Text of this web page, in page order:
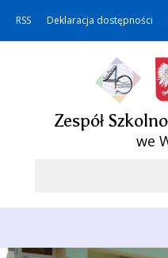
RSS Deklaracja dostępności
Zespół
we